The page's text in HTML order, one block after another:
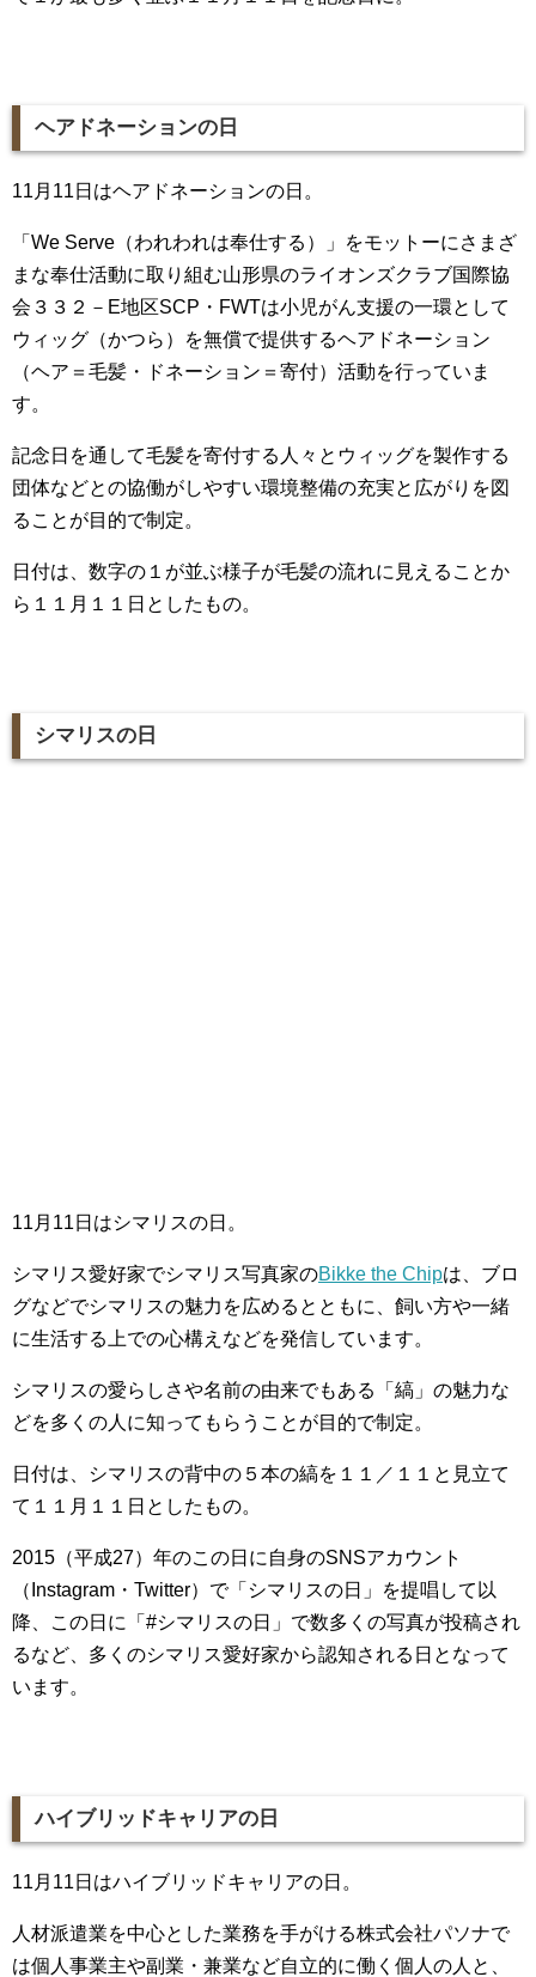
ヘアドネーションの日
11月11日はヘアドネーションの日。
「We Serve（われわれは奉仕する）」をモットーにさまざ
まな奉仕活動に取り組む山形県のライオンズクラブ国際協
会３３２－E地区SCP・FWTは小児がん支援の一環として
ウィッグ（かつら）を無償で提供するヘアドネーション
（ヘア＝毛髪・ドネーション＝寄付）活動を行っていま
す。
記念日を通して毛髪を寄付する人々とウィッグを製作する
団体などとの協働がしやすい環境整備の充実と広がりを図
ることが目的で制定。
日付は、数字の１が並ぶ様子が毛髪の流れに見えることか
ら１１月１１日としたもの。
シマリスの日
11月11日はシマリスの日。
シマリス愛好家でシマリス写真家のBikke the Chipは、ブロ
グなどでシマリスの魅力を広めるとともに、飼い方や一緒
に生活する上での心構えなどを発信しています。
シマリスの愛らしさや名前の由来でもある「縞」の魅力な
どを多くの人に知ってもらうことが目的で制定。
日付は、シマリスの背中の５本の縞を１１／１１と見立て
て１１月１１日としたもの。
2015（平成27）年のこの日に自身のSNSアカウント
（Instagram・Twitter）で「シマリスの日」を提唱して以
降、この日に「#シマリスの日」で数多くの写真が投稿され
るなど、多くのシマリス愛好家から認知される日となって
います。
ハイブリッドキャリアの日
11月11日はハイブリッドキャリアの日。
人材派遣業を中心とした業務を手がける株式会社パソナで
は個人事業主や副業・兼業など自立的に働く個人の人と、